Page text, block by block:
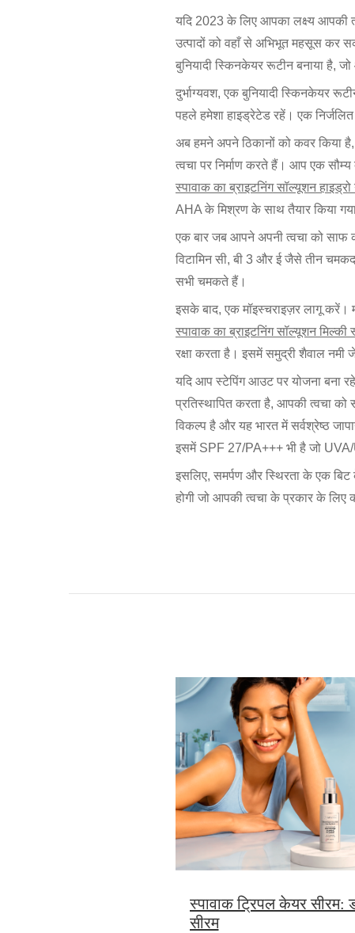
यदि 2023 के लिए आपका लक्ष्य आपकी
उत्पादों को वहाँ से अभिभूत महसूस कर
बुनियादी स्किनकेयर रूटीन बनाया है,
दुर्भाग्यवश, एक बुनियादी स्किनकेयर
पहले हमेशा हाइड्रेटेड रहें। एक
अब हमने अपने ठिकानों को कवर किया
त्वचा पर निर्माण करते हैं। आप एक
स्पावाक का ब्राइटनिंग सॉल्यूशन
AHA के मिश्रण के साथ तैयार किया
एक बार जब आपने अपनी त्वचा को साफ
विटामिन सी, बी 3 और ई जैसे तीन
सभी चमकते हैं।
इसके बाद, एक मॉइस्चराइज़र लागू करें।
स्पावाक का ब्राइटनिंग सॉल्यूशन मिल्की
रक्षा करता है। इसमें समुद्री शैवाल
यदि आप स्टेपिंग आउट पर योजना बना
प्रतिस्थापित करता है, आपकी त्वचा को
विकल्प है और यह भारत में सर्वश्रेष्ठ
इसमें SPF 27/PA+++ भी है जो UVA/
इसलिए, समर्पण और स्थिरता के एक
होगी जो आपकी त्वचा के प्रकार के लिए
स्पावाक ट्रिपल केयर सीरम:
सीरम